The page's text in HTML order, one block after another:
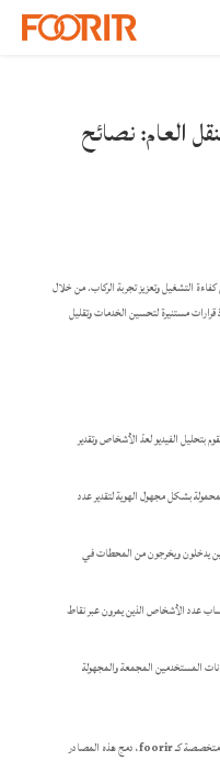
العام: نصائح
التشغيل وتعزيز تجربة الركاب. من خلال
مستنيرة لتحسين الخدمات وتقليل
بتحليل الفيديو لعدّ الأشخاص وتقدير
بشكل مجهول الهوية لتقدير عدد
يدخلون ويخرجون من المحطات في
عدد الأشخاص الذين يمرون عبر نقاط
المستخدمين المجمعة والمجهولة
متخصصة كـfoorir، دمج هذه المصادر